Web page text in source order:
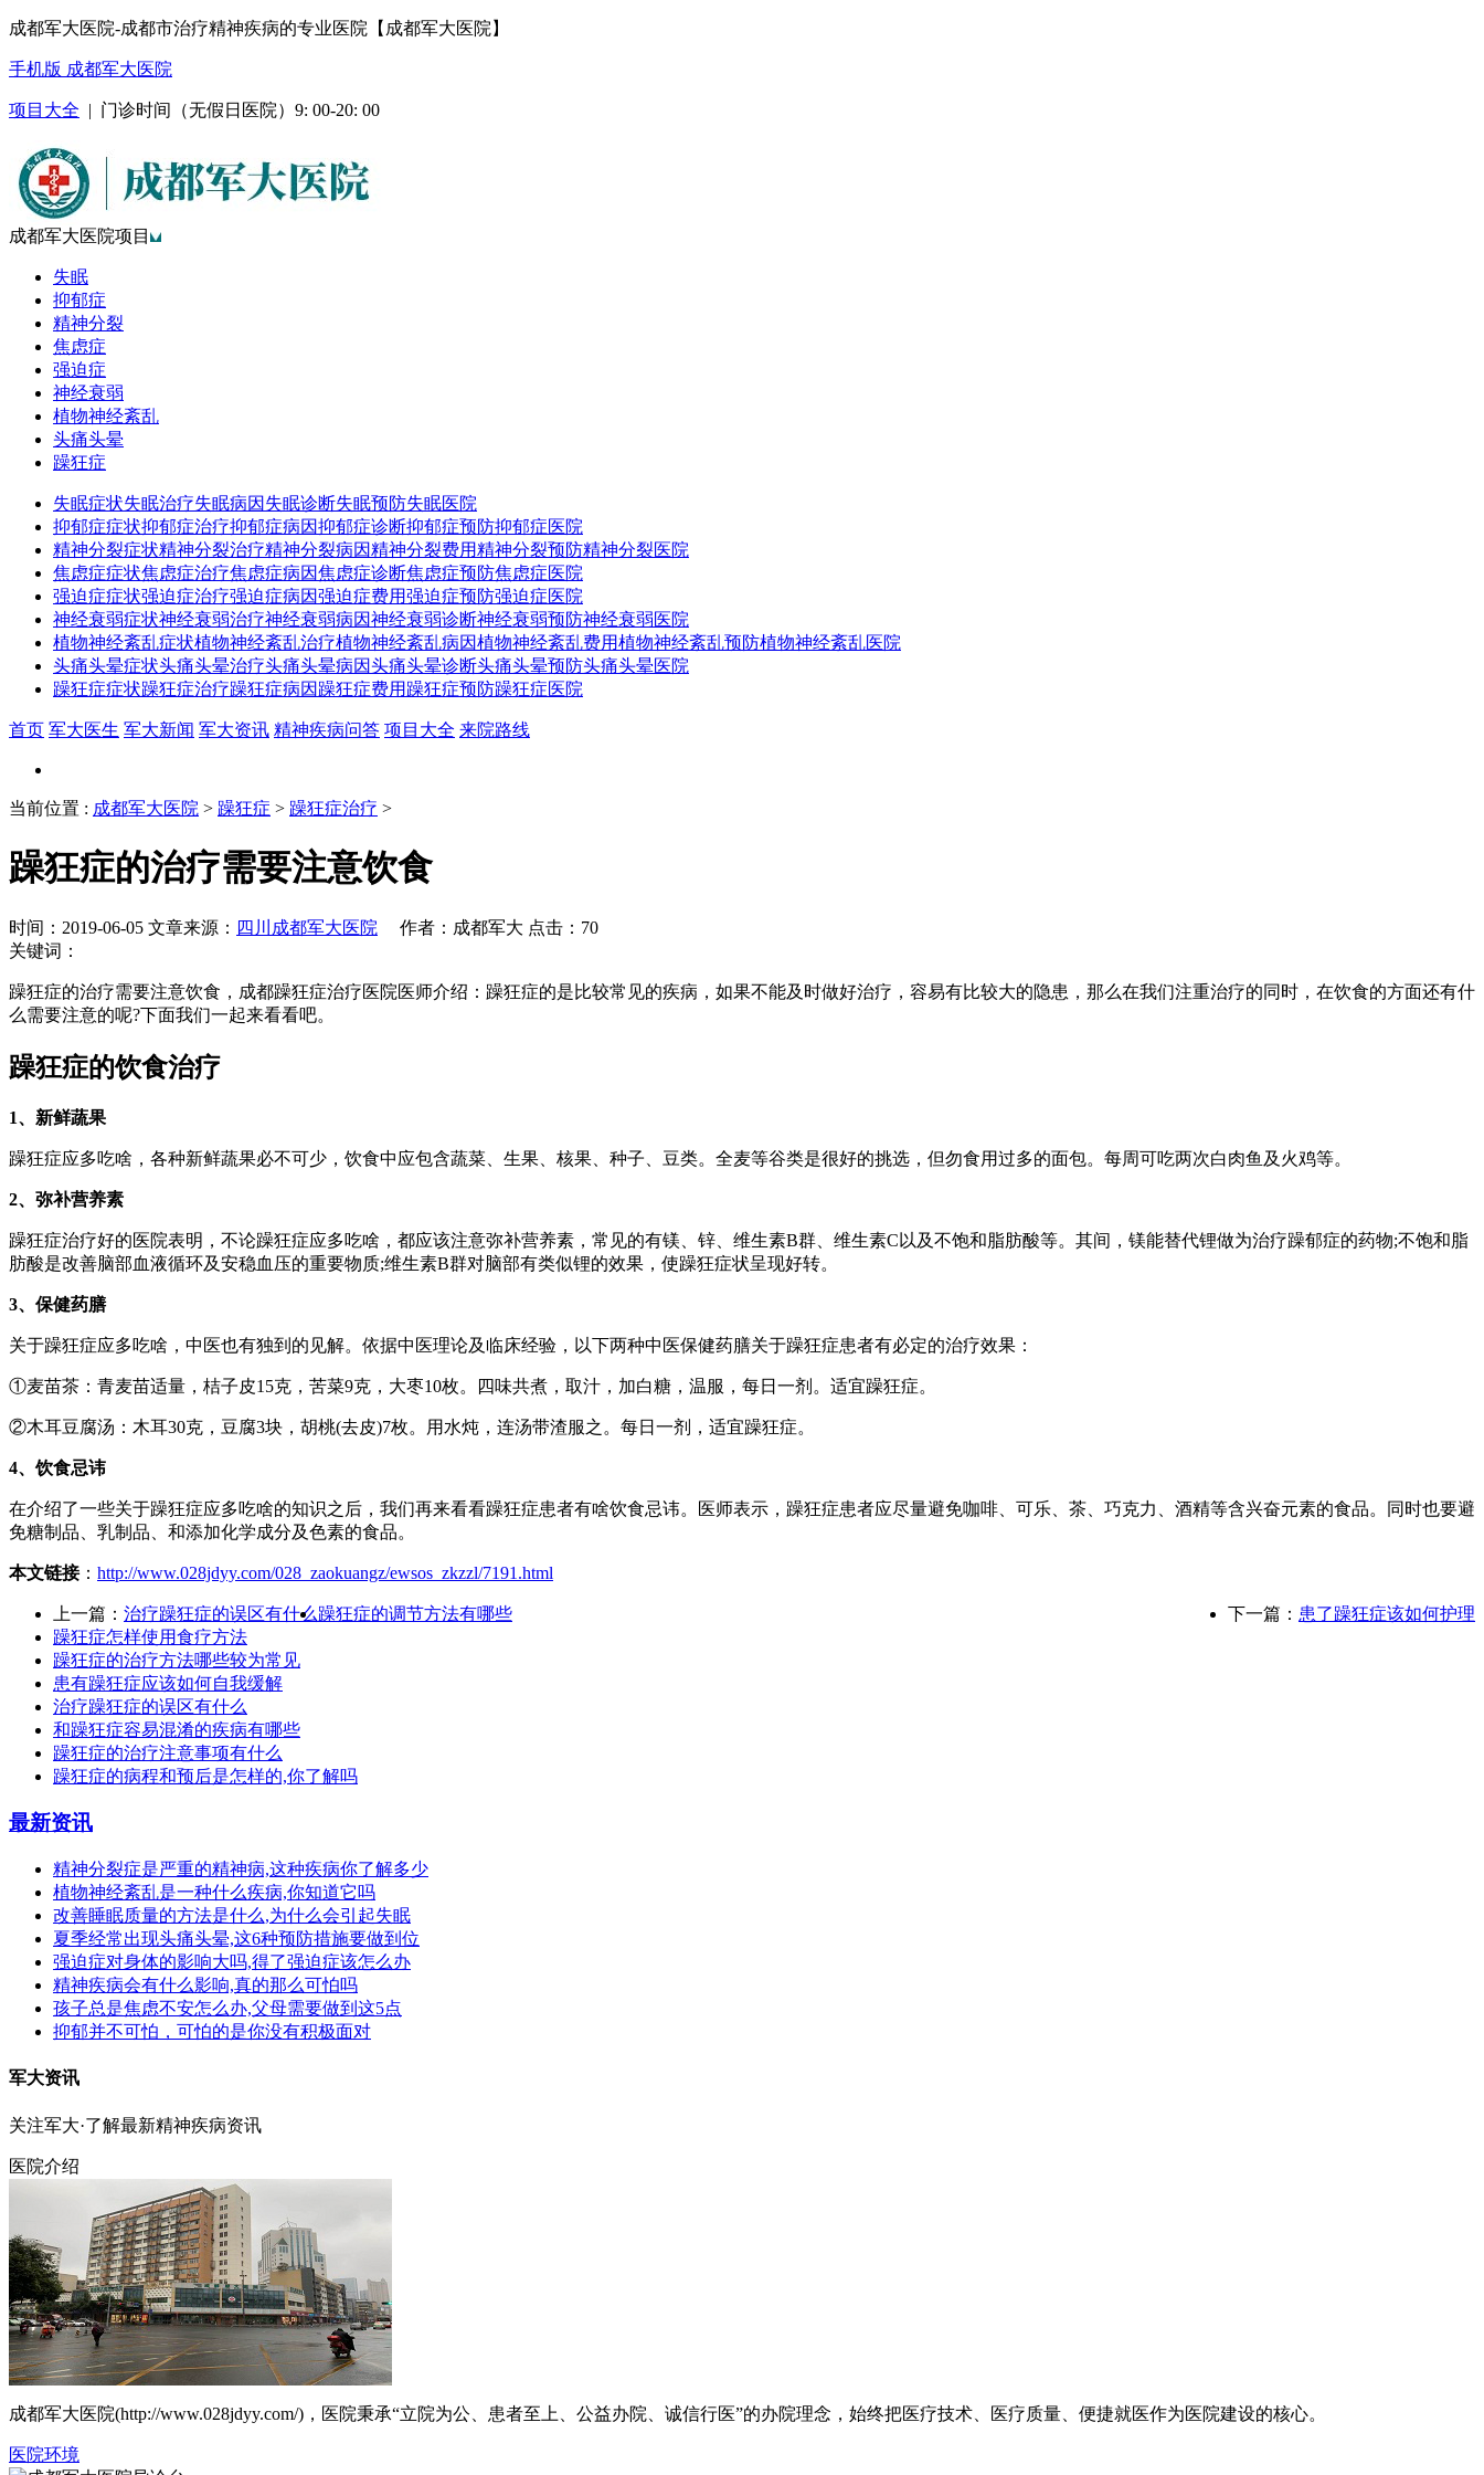
成都军大医院-成都市治疗精神疾病的专业医院【成都军大医院】
手机版 成都军大医院
项目大全 | 门诊时间（无假日医院）9: 00-20: 00
成都军大医院项目
失眠
抑郁症
精神分裂
焦虑症
强迫症
神经衰弱
植物神经紊乱
头痛头晕
躁狂症
失眠症状失眠治疗失眠病因 失眠诊断失眠预防失眠医院
抑郁症症状抑郁症治疗抑郁症病因抑郁症诊断抑郁症预防抑郁症医院
精神分裂症状精神分裂治疗精神分裂病因精神分裂费用精神分裂预防精神分裂医院
焦虑症症状焦虑症治疗焦虑症病因焦虑症诊断焦虑症预防焦虑症医院
强迫症症状强迫症治疗强迫症病因强迫症费用强迫症预防强迫症医院
神经衰弱症状神经衰弱治疗神经衰弱病因神经衰弱诊断神经衰弱预防神经衰弱医院
植物神经紊乱症状植物神经紊乱治疗植物神经紊乱病因植物神经紊乱费用植物神经紊乱预防植物神经紊乱医院
头痛头晕症状头痛头晕治疗头痛头晕病因头痛头晕诊断头痛头晕预防头痛头晕医院
躁狂症症状躁狂症治疗躁狂症病因 躁狂症费用 躁狂症预防躁狂症医院
首页 军大医生 军大新闻 军大资讯 精神疾病问答 项目大全 来院路线
当前位置 : 成都军大医院 > 躁狂症 > 躁狂症治疗 >
躁狂症的治疗需要注意饮食
时间：2019-06-05 文章来源： 四川成都军大医院 作者：成都军大 点击：70
关键词：
躁狂症的治疗需要注意饮食，成都躁狂症治疗医院医师介绍：躁狂症的是比较常见的疾病，如果不能及时做好治疗，容易有比较大的隐患，那么在我们注重治疗的同时，在饮食的方面还有什
么需要注意的呢?下面我们一起来看看吧。
躁狂症的饮食治疗
1、新鲜蔬果
躁狂症应多吃啥，各种新鲜蔬果必不可少，饮食中应包含蔬菜、生果、核果、种子、豆类。全麦等谷类是很好的挑选，但勿食用过多的面包。每周可吃两次白肉鱼及火鸡等。
2、弥补营养素
躁狂症治疗好的医院表明，不论躁狂症应多吃啥，都应该注意弥补营养素，常见的有镁、锌、维生素B群、维生素C以及不饱和脂肪酸等。其间，镁能替代锂做为治疗躁郁症的药物;不饱和脂
肪酸是改善脑部血液循环及安稳血压的重要物质;维生素B群对脑部有类似锂的效果，使躁狂症状呈现好转。
3、保健药膳
关于躁狂症应多吃啥，中医也有独到的见解。依据中医理论及临床经验，以下两种中医保健药膳关于躁狂症患者有必定的治疗效果：
①麦苗茶：青麦苗适量，桔子皮15克，苦菜9克，大枣10枚。四味共煮，取汁，加白糖，温服，每日一剂。适宜躁狂症。
②木耳豆腐汤：木耳30克，豆腐3块，胡桃(去皮)7枚。用水炖，连汤带渣服之。每日一剂，适宜躁狂症。
4、饮食忌讳
在介绍了一些关于躁狂症应多吃啥的知识之后，我们再来看看躁狂症患者有啥饮食忌讳。医师表示，躁狂症患者应尽量避免咖啡、可乐、茶、巧克力、酒精等含兴奋元素的食品。同时也要避
免糖制品、乳制品、和添加化学成分及色素的食品。
本文链接： http://www.028jdyy.com/028_zaokuangz/ewsos_zkzzl/7191.html
上一篇： 治疗躁狂症的误区有什么 下一篇： 患了躁狂症该如何护理
躁狂症的调节方法有哪些
躁狂症怎样使用食疗方法
躁狂症的治疗方法哪些较为常见
患有躁狂症应该如何自我缓解
治疗躁狂症的误区有什么
和躁狂症容易混淆的疾病有哪些
躁狂症的治疗注意事项有什么
躁狂症的病程和预后是怎样的,你了解吗
最新资讯
精神分裂症是严重的精神病,这种疾病你了解多少
植物神经紊乱是一种什么疾病,你知道它吗
改善睡眠质量的方法是什么,为什么会引起失眠
夏季经常出现头痛头晕,这6种预防措施要做到位
强迫症对身体的影响大吗,得了强迫症该怎么办
精神疾病会有什么影响,真的那么可怕吗
孩子总是焦虑不安怎么办,父母需要做到这5点
抑郁并不可怕，可怕的是你没有积极面对
军大资讯
关注军大·了解最新精神疾病资讯
医院介绍
成都军大医院(http://www.028jdyy.com/)，医院秉承“立院为公、患者至上、公益办院、诚信行医”的办院理念，始终把医疗技术、医疗质量、便捷就医作为医院建设的核心。
医院环境